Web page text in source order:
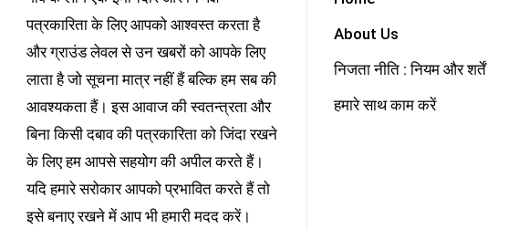
पत्रकारिता के लिए आपको आश्वस्त करता है
और ग्राउंड लेवल से उन खबरों को आपके लिए
लाता है जो सूचना मात्र नहीं हैं बल्कि हम सब की
आवश्यकता हैं। इस आवाज की स्वतन्त्रता और
बिना किसी दबाव की पत्रकारिता को जिंदा रखने
के लिए हम आपसे सहयोग की अपील करते हैं।
यदि हमारे सरोकार आपको प्रभावित करते हैं तो
इसे बनाए रखने में आप भी हमारी मदद करें।
About Us
निजता नीति : नियम और शर्तें
हमारे साथ काम करें